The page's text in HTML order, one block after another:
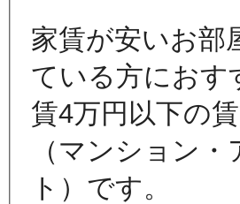
家賃が安いお部
ている方におす
賃4万円以下の
（マンション・
ト）です。